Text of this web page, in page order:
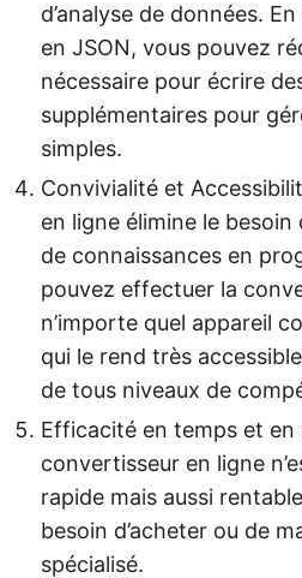
d’analyse de données.
en JSON, vous pouvez
nécessaire pour écrire
supplémentaires pour
simples.
Convivialité et
en ligne élimine le besoin
de connaissances en
pouvez effectuer la
n’importe quel appareil
qui le rend très
de tous niveaux de
Efficacité en temps et en
convertisseur en ligne
rapide mais aussi
besoin d’acheter ou de
spécialisé.